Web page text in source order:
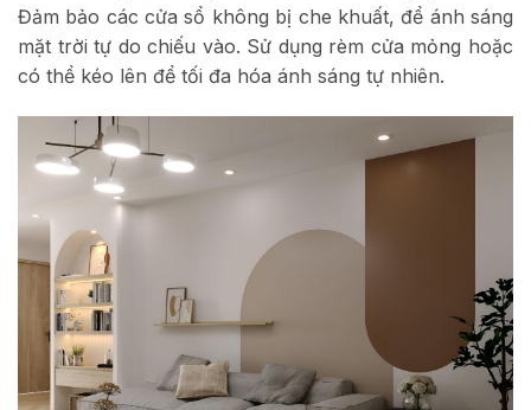
Đảm bảo các cửa sổ không bị che khuất, để ánh sáng
mặt trời tự do chiếu vào. Sử dụng rèm cửa mỏng hoặc
có thể kéo lên để tối đa hóa ánh sáng tự nhiên.